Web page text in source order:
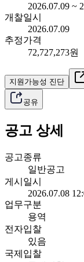
2026.07.09 ~
개찰일시
2026.07.09
추정가격
72,727,273원
지원가능성 진단
공유
공고 상세
공고종류
일반공고
게시일시
2026.07.08
업무구분
용역
전자입찰
있음
국제입찰